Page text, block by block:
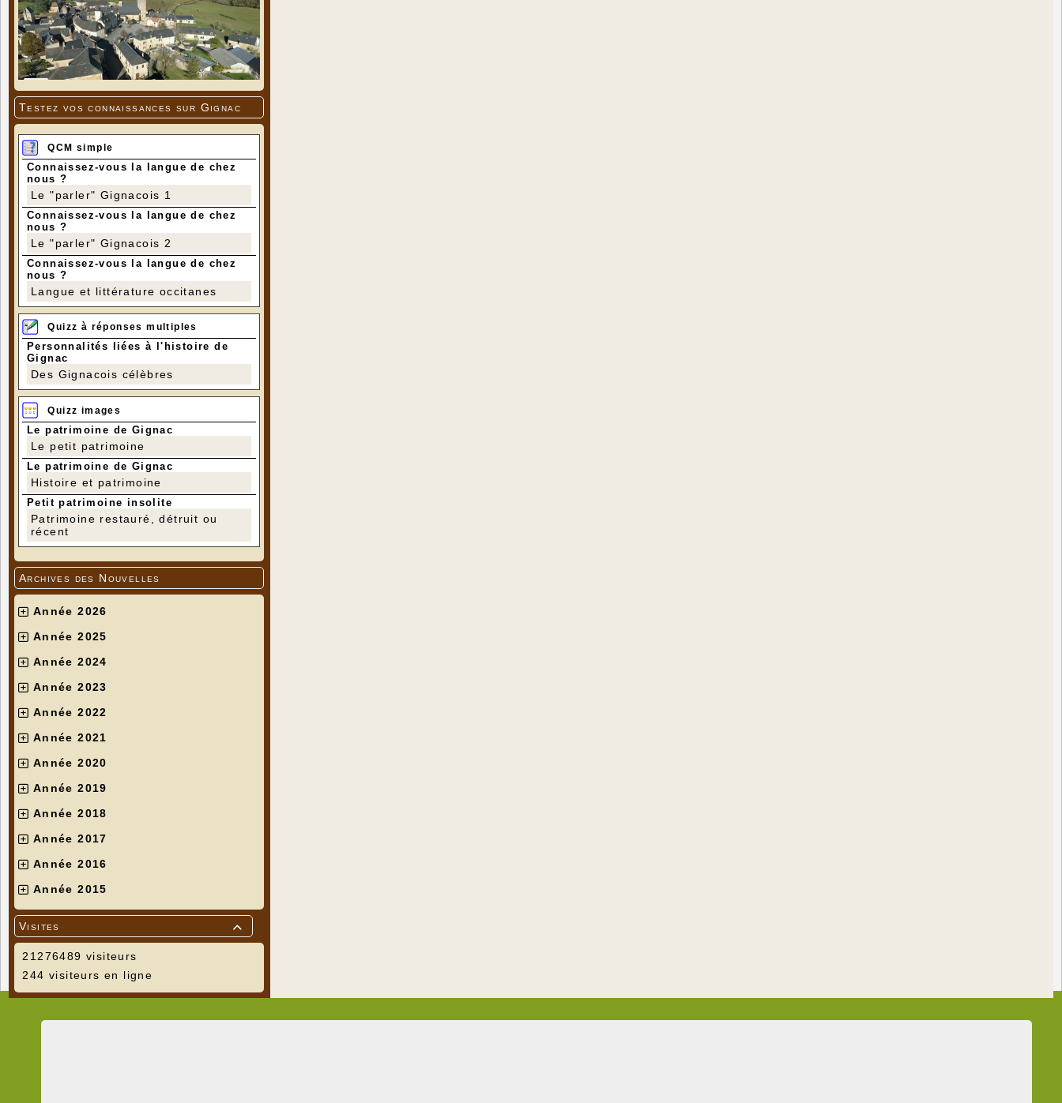
Testez vos connaissances sur Gignac
QCM simple
Connaissez-vous la langue de chez
nous ?
Le "parler" Gignacois 1
Connaissez-vous la langue de chez
nous ?
Le "parler" Gignacois 2
Connaissez-vous la langue de chez
nous ?
Langue et littérature occitanes
Quizz à réponses multiples
Personnalités liées à l'histoire de
Gignac
Des Gignacois célèbres
Quizz images
Le patrimoine de Gignac
Le petit patrimoine
Le patrimoine de Gignac
Histoire et patrimoine
Petit patrimoine insolite
Patrimoine restauré, détruit ou
récent
Archives des Nouvelles
Année 2026
Année 2025
Année 2024
Année 2023
Année 2022
Année 2021
Année 2020
Année 2019
Année 2018
Année 2017
Année 2016
Année 2015

Visites
21276489 visiteurs
244 visiteurs en ligne